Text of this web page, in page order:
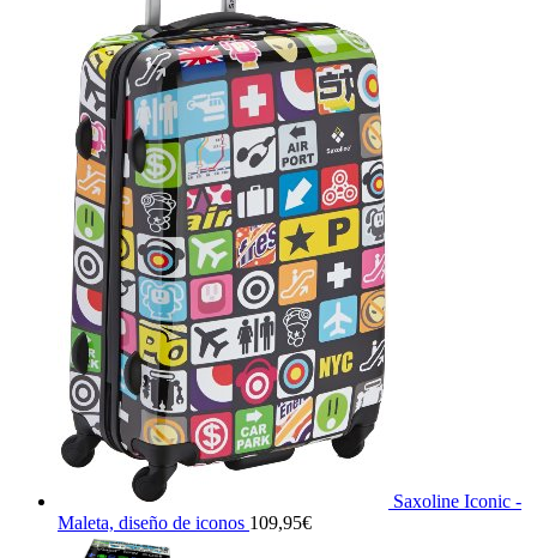
Saxoline Iconic -
Maleta, diseño de iconos 109,95€